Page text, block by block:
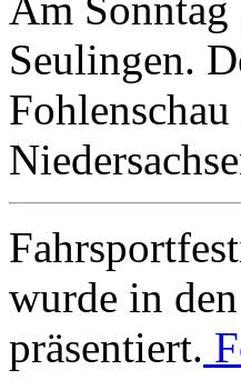
Am Sonntag
Seulingen.
wurde in
präsentiert.